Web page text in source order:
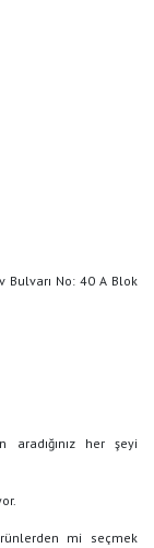
Bulvarı No: 40 A Blok
her şeyi
mi seçmek